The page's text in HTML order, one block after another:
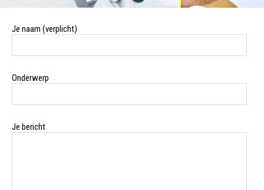
Je naam (verplicht)
Onderwerp
Je bericht